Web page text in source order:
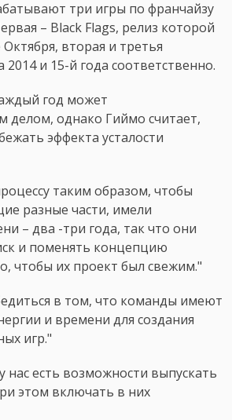
три игры по франчайзу
– Black Flags, релиз которой
вторая и третья
и 15-й года соответственно.
год может
делом, однако Гиймо считает,
эффекта усталости
таким образом, чтобы
разные части, имели
– два -три года, так что они
и поменять концепцию
чтобы их проект был свежим."
в том, что команды имеют
и времени для создания
игр."
нас есть возможности выпускать
этом включать в них